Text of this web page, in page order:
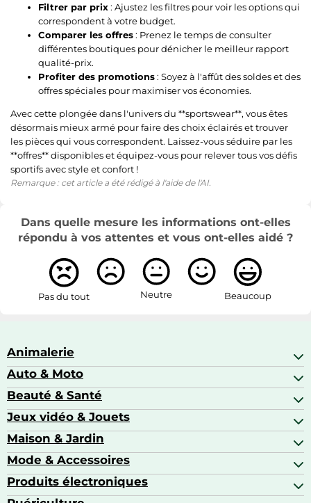
Filtrer par prix: Ajustez les filtres pour voir les options qui
correspondent à votre budget.
Comparer les offres: Prenez le temps de consulter
différentes boutiques pour dénicher le meilleur rapport
qualité-prix.
Profiter des promotions: Soyez à l'affût des soldes et des
offres spéciales pour maximiser vos économies.
Avec cette plongée dans l'univers du **sportswear**, vous êtes
désormais mieux armé pour faire des choix éclairés et trouver
les pièces qui vous correspondent. Laissez-vous séduire par les
**offres** disponibles et équipez-vous pour relever tous vos défis
sportifs avec style et confort !
Remarque : cet article a été rédigé à l'aide de l'AI.
Dans quelle mesure les informations ont-elles
répondu à vos attentes et vous ont-elles aidé ?
Pas du tout Neutre Beaucoup
Animalerie
Abris pour animaux sauvages
Aquariophilie
Colliers GPS
Auto & Moto
Accessoires auto
Attelage & portage
Autoradios
Beauté & Santé
Alimentation bébé
Amour & contraception
Appareils de coiffure
Jeux vidéo & Jouets
Accessoires de gaming
Consoles de jeux
Drones
Maison & Jardin
Ameublement
Articles de cuisine & d'entretien ménager
Aspirateurs souffleurs
Mode & Accessoires
Accessoires de mode
Arts textiles
Produits électroniques